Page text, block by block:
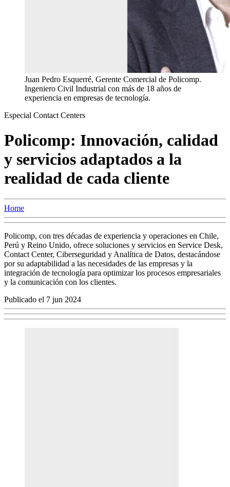
Juan Pedro Esquerré, Gerente Comercial de Policomp.
Ingeniero Civil Industrial con más de 18 años de
experiencia en empresas de tecnología.
Especial Contact Centers
Policomp: Innovación, calidad
y servicios adaptados a la
realidad de cada cliente
Home
Policomp, con tres décadas de experiencia y operaciones en Chile,
Perú y Reino Unido, ofrece soluciones y servicios en Service Desk,
Contact Center, Ciberseguridad y Analítica de Datos, destacándose
por su adaptabilidad a las necesidades de las empresas y la
integración de tecnología para optimizar los procesos empresariales
y la comunicación con los clientes.
Publicado el 7 jun 2024